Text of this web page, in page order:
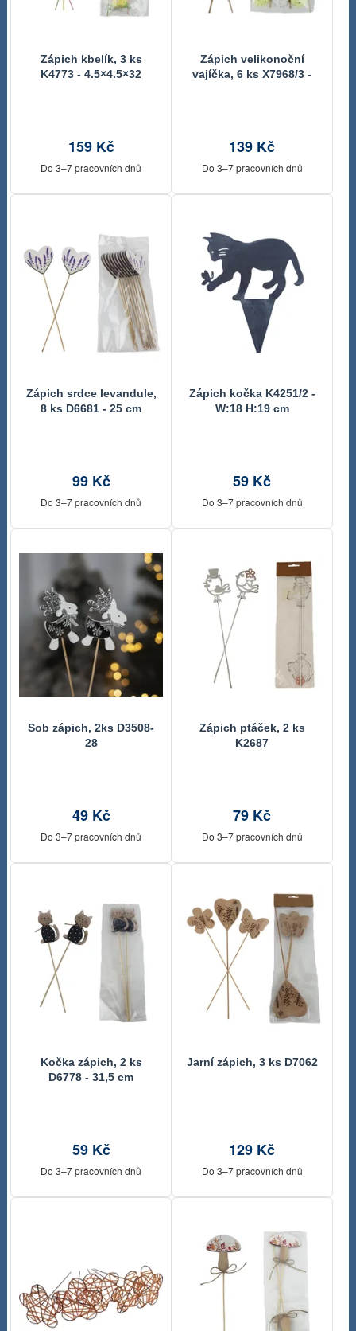
Zápich kbelík, 3 ks
K4773 - 4.5×4.5×32
159 Kč
Do 3–7 pracovních dnů
Zápich velikonoční
vajíčka, 6 ks X7968/3 -
139 Kč
Do 3–7 pracovních dnů
Zápich srdce levandule,
8 ks D6681 - 25 cm
99 Kč
Do 3–7 pracovních dnů
Zápich kočka K4251/2 -
W:18 H:19 cm
59 Kč
Do 3–7 pracovních dnů
Sob zápich, 2ks D3508-
28
49 Kč
Do 3–7 pracovních dnů
Zápich ptáček, 2 ks
K2687
79 Kč
Do 3–7 pracovních dnů
Kočka zápich, 2 ks
D6778 - 31,5 cm
59 Kč
Do 3–7 pracovních dnů
Jarní zápich, 3 ks D7062
129 Kč
Do 3–7 pracovních dnů